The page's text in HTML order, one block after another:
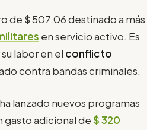
de $ 507,06 destinado a más
en servicio activo. Es
labor en el conflicto
contra bandas criminales.
lanzado nuevos programas
gasto adicional de$ 320